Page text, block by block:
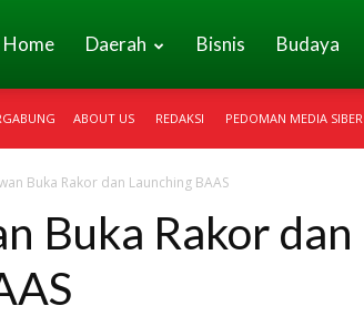
Home Daerah Bisnis Budaya
ABOUT US REDAKSI PEDOMAN MEDIA SIBER
Buka Rakor dan Launching BAAS
Buka Rakor dan